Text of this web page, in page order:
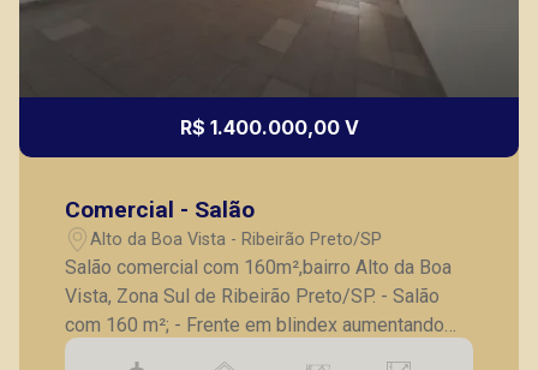
R$ 1.400.000,00 V
Comercial - Salão
Alto da Boa Vista - Ribeirão Preto/SP
Salão comercial com 160m²,bairro Alto da Boa
Vista, Zona Sul de Ribeirão Preto/SP. - Salão
com 160 m²; - Frente em blindex aumentando
sua visibilidade do seu negocio; - Luminárias; -